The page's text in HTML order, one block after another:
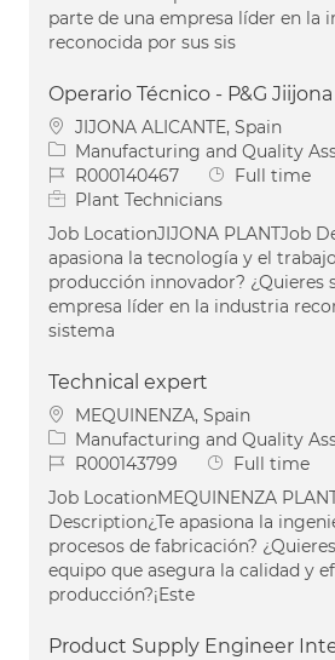
parte de una empresa líder en la
reconocida por sus sis
Operario Técnico - P&G
Location
JIJONA ALICANTE, Spain
Category
Manufacturing and Quality
Job IdR000140467 Job Type
Full time
Plant Technicians
Job LocationJIJONA PLANTJob
apasiona la tecnología y el
producción innovador? ¿Quieres
empresa líder en la industria
sistema
Technical expert
Location
MEQUINENZA, Spain
Category
Manufacturing and Quality
Job IdR000143799 Job Type
Full time
Job LocationMEQUINENZA
Description¿Te apasiona la
procesos de fabricación?
equipo que asegura la calidad y
producción?¡Este
Product Supply Engineer